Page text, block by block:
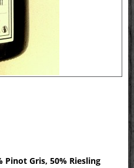
Pinot Gris, 50% Riesling